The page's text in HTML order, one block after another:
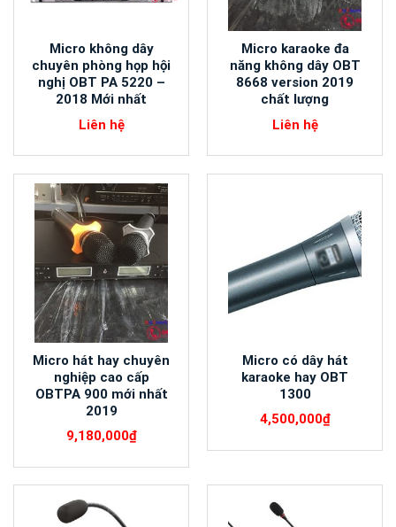
Micro không dây
chuyên phòng họp hội
nghị OBT PA 5220 –
2018 Mới nhất
Liên hệ
Micro karaoke đa
năng không dây OBT
8668 version 2019
chất lượng
Liên hệ
Micro hát hay chuyên
nghiệp cao cấp
OBTPA 900 mới nhất
2019
9,180,000₫
Micro có dây hát
karaoke hay OBT
1300
4,500,000₫